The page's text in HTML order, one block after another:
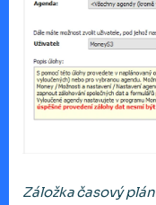
Záložka časový plán